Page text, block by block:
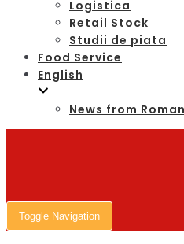
Logistica
Retail Stock
Studii de piata
Food Service
English
News from
Toggle Navigation